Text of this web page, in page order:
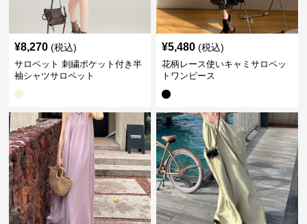
¥8,270 (税込)
サロペット 刺繍ポケット付き半
袖シャツサロペット
¥5,480 (税込)
花柄レース使いキャミサロペッ
トワンピース